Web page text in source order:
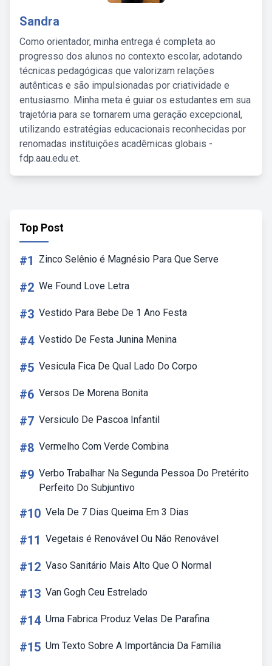
Sandra
Como orientador, minha entrega é completa ao
progresso dos alunos no contexto escolar, adotando
técnicas pedagógicas que valorizam relações
autênticas e são impulsionadas por criatividade e
entusiasmo. Minha meta é guiar os estudantes em sua
trajetória para se tornarem uma geração excepcional,
utilizando estratégias educacionais reconhecidas por
renomadas instituições acadêmicas globais -
fdp.aau.edu.et.
Top Post
#1 Zinco Selênio é Magnésio Para Que Serve
#2 We Found Love Letra
#3 Vestido Para Bebe De 1 Ano Festa
#4 Vestido De Festa Junina Menina
#5 Vesicula Fica De Qual Lado Do Corpo
#6 Versos De Morena Bonita
#7 Versiculo De Pascoa Infantil
#8 Vermelho Com Verde Combina
#9 Verbo Trabalhar Na Segunda Pessoa Do Pretérito
Perfeito Do Subjuntivo
#10 Vela De 7 Dias Queima Em 3 Dias
#11 Vegetais é Renovável Ou Não Renovável
#12 Vaso Sanitário Mais Alto Que O Normal
#13 Van Gogh Ceu Estrelado
#14 Uma Fabrica Produz Velas De Parafina
#15 Um Texto Sobre A Importância Da Família